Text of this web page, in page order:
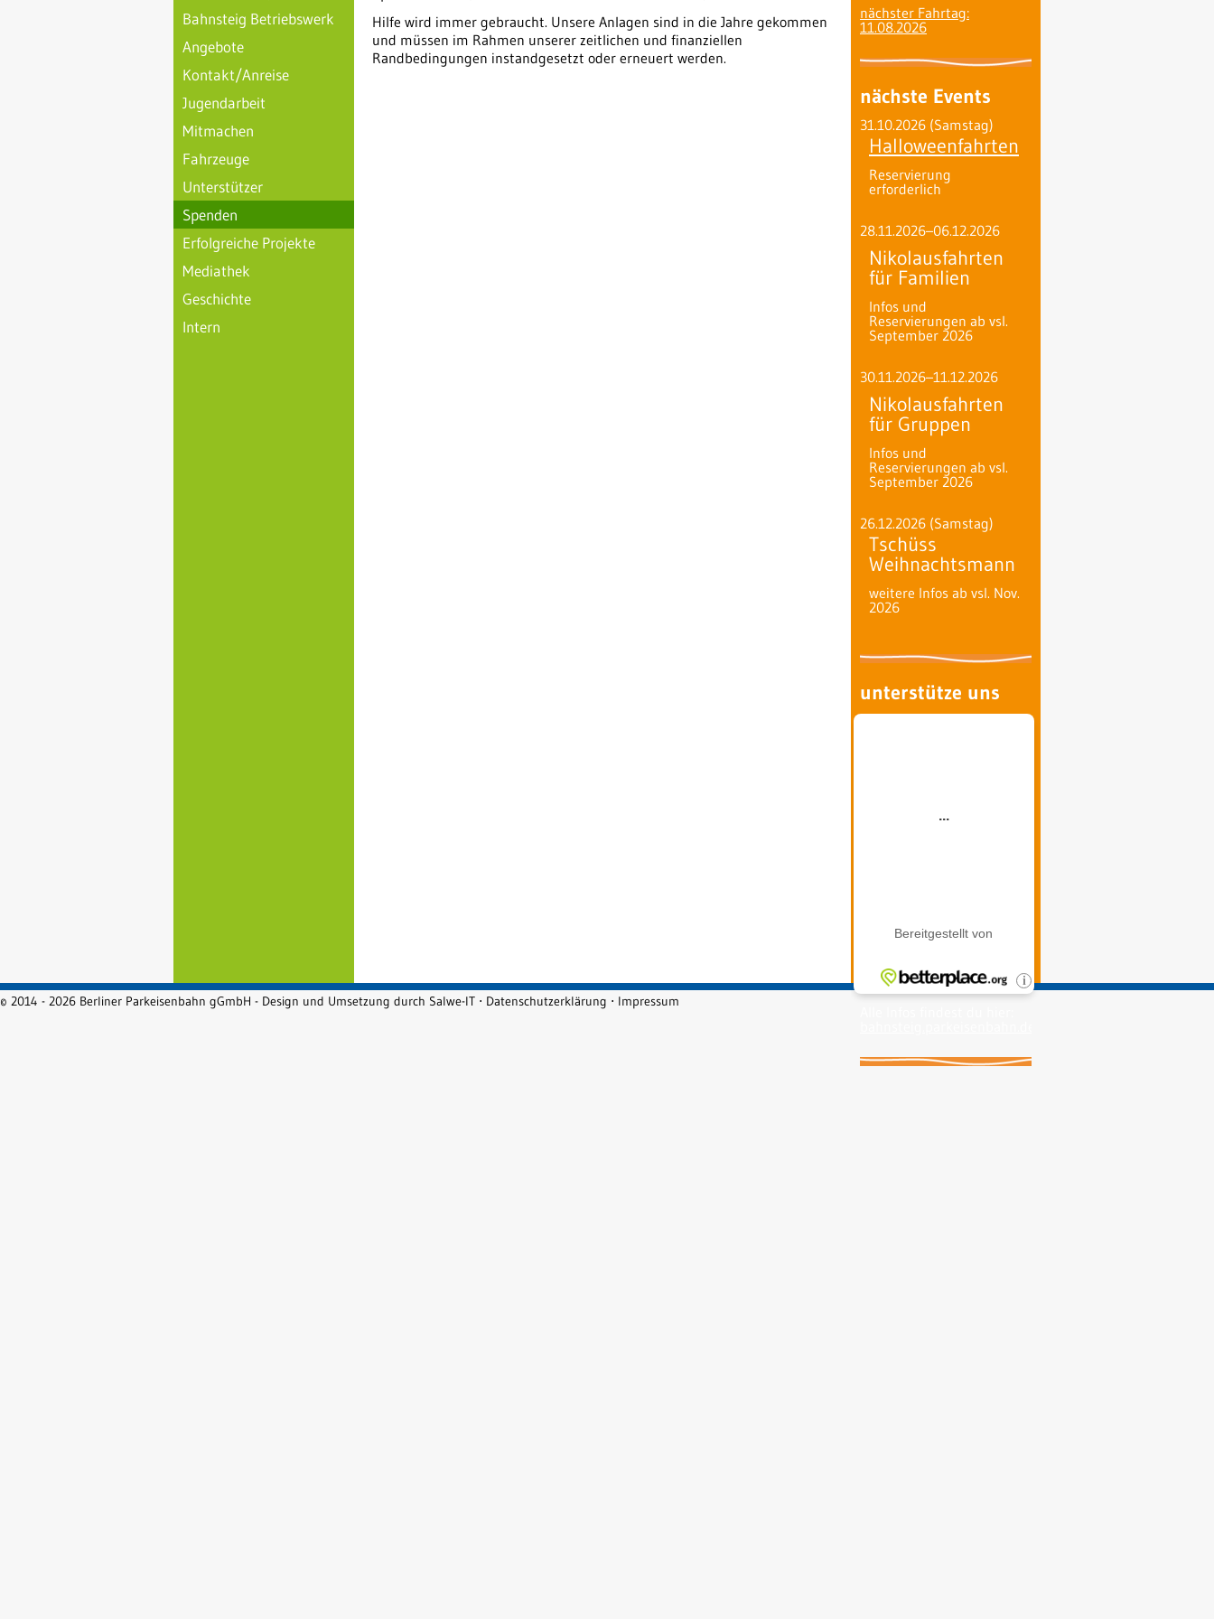
Hilfe wird immer gebraucht. Unsere Anlagen sind in die Jahre gekommen
und müssen im Rahmen unserer zeitlichen und finanziellen
Randbedingungen instandgesetzt oder erneuert werden.
Bahnsteig Betriebswerk
Angebote
Kontakt/Anreise
Jugendarbeit
Mitmachen
Fahrzeuge
Unterstützer
Spenden
Erfolgreiche Projekte
Mediathek
Geschichte
Intern
nächster Fahrtag:
11.08.2026
nächste Events
31.10.2026 (Samstag)
Halloweenfahrten
Reservierung
erforderlich
28.11.2026–06.12.2026
Nikolausfahrten
für Familien
Infos und
Reservierungen ab vsl.
September 2026
30.11.2026–11.12.2026
Nikolausfahrten
für Gruppen
Infos und
Reservierungen ab vsl.
September 2026
26.12.2026 (Samstag)
Tschüss
Weihnachtsmann
weitere Infos ab vsl. Nov.
2026
unterstütze uns
© 2014 - 2026 Berliner Parkeisenbahn gGmbH - Design und Umsetzung durch Salwe-IT ⋅ Datenschutzerklärung ⋅ Impressum